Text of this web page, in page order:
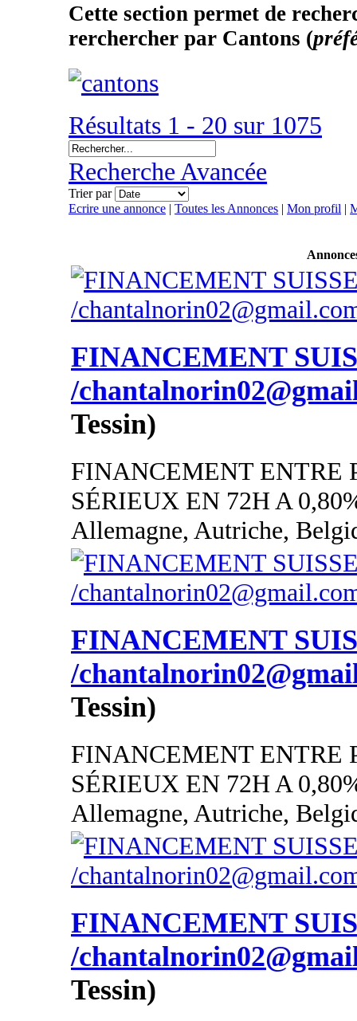
Cette section permet de
rerchercher par Cantons (
Résultats 1 - 20 sur 1075
Recherche Avancée
Trier par
Ecrire une annonce | Toutes les Annonces | Mon profil |
FINANCEMENT
/
Tessin)
FINANCEMENT ENTRE
SÉRIEUX EN 72H A
Allemagne, Autriche,
FINANCEMENT
/
Tessin)
FINANCEMENT ENTRE
SÉRIEUX EN 72H A
Allemagne, Autriche,
FINANCEMENT
/
Tessin)